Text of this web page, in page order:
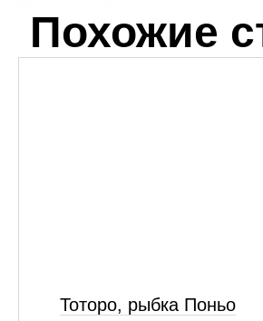
Похожие
Тоторо, рыбка Поньо